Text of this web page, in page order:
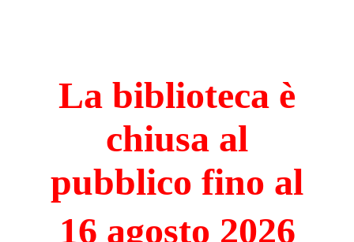
La biblioteca è
chiusa al
pubblico fino al
16 agosto 2026